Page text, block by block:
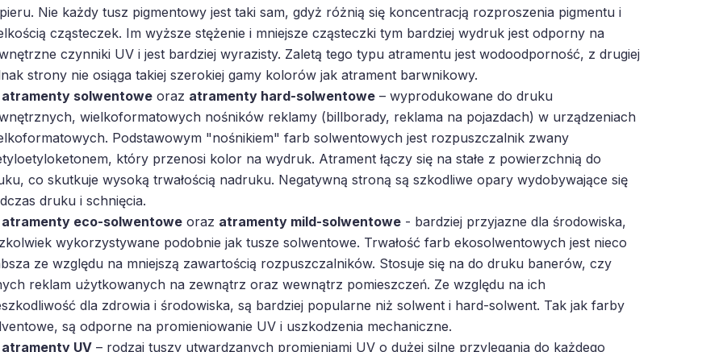
Nie każdy tusz pigmentowy jest taki sam, gdyż różnią się koncentracją rozproszenia pigmentu i
cząsteczek. Im wyższe stężenie i mniejsze cząsteczki tym bardziej wydruk jest odporny na
czynniki UV i jest bardziej wyrazisty. Zaletą tego typu atramentu jest wodoodporność, z drugiej
strony nie osiąga takiej szerokiej gamy kolorów jak atrament barwnikowy.
atramenty solwentoweoraz atramenty hard-solwentowe– wyprodukowane do druku
wielkoformatowych nośników reklamy (billborady, reklama na pojazdach) w urządzeniach
Podstawowym "nośnikiem" farb solwentowych jest rozpuszczalnik zwany
który przenosi kolor na wydruk. Atrament łączy się na stałe z powierzchnią do
co skutkuje wysoką trwałością nadruku. Negatywną stroną są szkodliwe opary wydobywające się
druku i schnięcia.
atramenty eco-solwentoweoraz atramenty mild-solwentowe- bardziej przyjazne dla środowiska,
wykorzystywane podobnie jak tusze solwentowe. Trwałość farb ekosolwentowych jest nieco
ze względu na mniejszą zawartością rozpuszczalników. Stosuje się na do druku banerów, czy
reklam użytkowanych na zewnątrz oraz wewnątrz pomieszczeń. Ze względu na ich
dla zdrowia i środowiska, są bardziej popularne niż solwent i hard-solwent. Tak jak farby
są odporne na promieniowanie UV i uszkodzenia mechaniczne.
atramenty UV– rodzaj tuszy utwardzanych promieniami UV o dużej silne przylegania do każdego